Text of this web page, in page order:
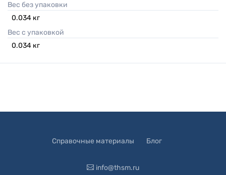
Вес без упаковки
0.034 кг
Вес с упаковкой
0.034 кг
Справочные материалы Блог
info@thsm.ru